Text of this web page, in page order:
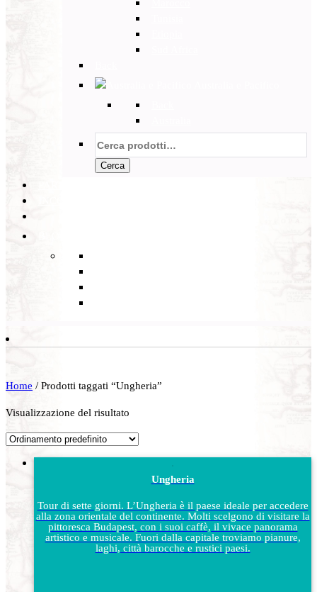
Cerca:
Cerca
Home / Prodotti taggati “Ungheria”
Visualizzazione del risultato
Ungheria
Tour di sette giorni. L’Ungheria è il paese ideale per accedere
alla zona orientale del continente. Molti scelgono di visitare la
pittoresca Budapest, con i suoi caffè, il vivace panorama
artistico e musicale. Fuori dalla capitale troviamo pianure,
laghi, città barocche e rustici paesi.